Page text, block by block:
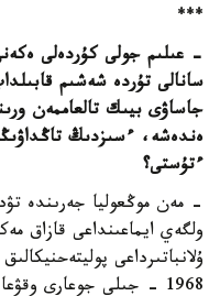
***
- عىلىم جولى كۇردەلى
سانالى تۇردە شەشىم
جاساۋى بيىك تالعاممەن
ەندەشە، ءسىزدىڭ
ءتۇستى؟
- مەن موڭعوليا جەرىندە
ولگەي ايماعىنداعى قازاق
1968 - جىلى جوعارى